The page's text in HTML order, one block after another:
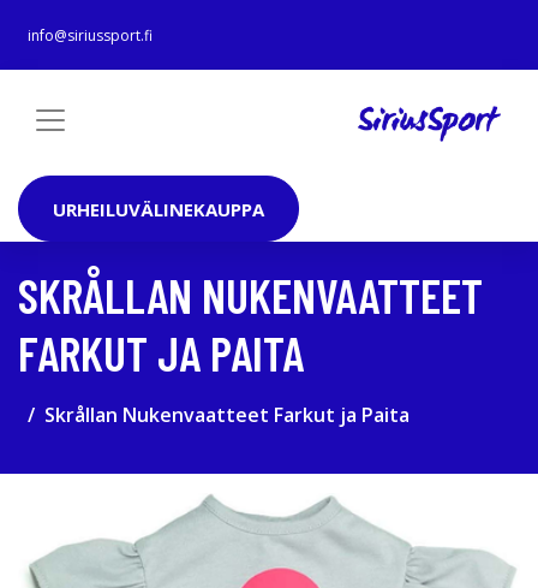
info@siriussport.fi
URHEILUVÄLINEKAUPPA
SKRÅLLAN NUKENVAATTEET
FARKUT JA PAITA
Skrållan Nukenvaatteet Farkut ja Paita